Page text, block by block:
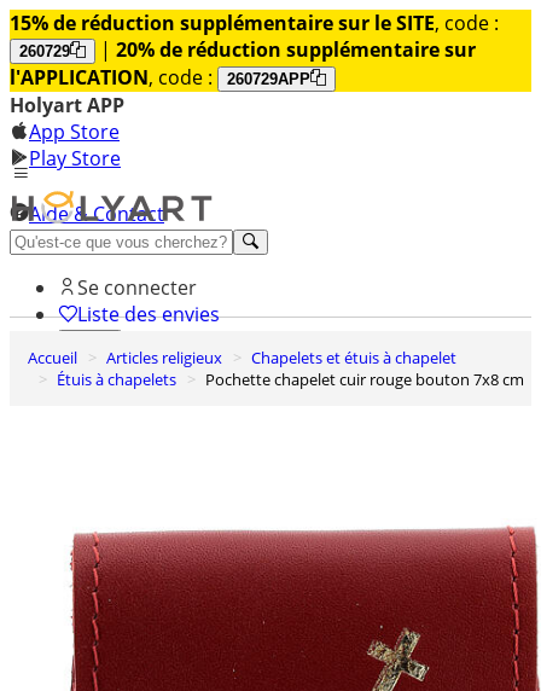
15% de réduction supplémentaire sur le SITE, code :
260729 | 20% de réduction supplémentaire sur
l'APPLICATION, code : 260729APP
Holyart APP
App Store
Play Store
Aide & Contact
Découvrez Premium
Se connecter
Liste des envies
0
Panier
Accueil Articles religieux
Chapelets et étuis à chapelet
Étuis à chapelets
Pochette chapelet cuir rouge bouton 7x8 cm